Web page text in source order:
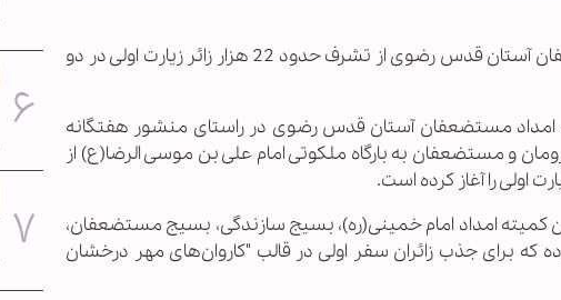
به گزارش خبرگزاری اهل‌بیت(ع) ـ ابنا ـ معاون امداد مستضعفان آستان قدس رضوی از تشرف حدود 22 هزار زائر زیارت اولی در دو
امداد مستضعفان آستان قدس رضوی در راستای منشور هفتگانه
و مستضعفان به بارگاه ملکوتی امام علی بن موسی الرضا(ع) از
کمیته امداد امام خمینی(ره)، بسیج سازندگی، بسیج مستضعفان،
که برای جذب زائران سفر اولی در قالب "کاروان‌های مهر درخشان